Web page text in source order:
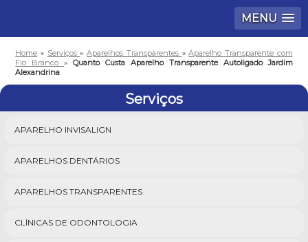
MENU
Home » Serviços»Aparelhos Transparentes »Aparelho Transparente com
Fio Branco»Quanto Custa Aparelho Transparente Autoligado Jardim
Alexandrina
Serviços
APARELHO INVISALIGN
APARELHOS DENTÁRIOS
APARELHOS TRANSPARENTES
CLÍNICAS DE ODONTOLOGIA